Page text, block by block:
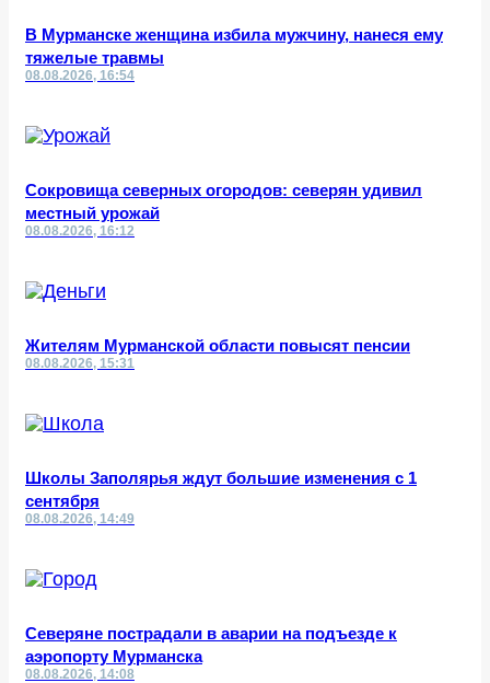
В Мурманске женщина избила мужчину, нанеся ему
тяжелые травмы
08.08.2026, 16:54
Сокровища северных огородов: северян удивил
местный урожай
08.08.2026, 16:12
Жителям Мурманской области повысят пенсии
08.08.2026, 15:31
Школы Заполярья ждут большие изменения с 1
сентября
08.08.2026, 14:49
Северяне пострадали в аварии на подъезде к
аэропорту Мурманска
08.08.2026, 14:08